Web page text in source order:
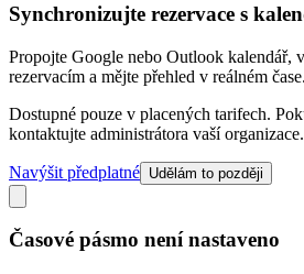
Synchronizujte rezervace s
Propojte Google nebo Outlook kalendář,
rezervacím a mějte přehled v reálném čase.
Dostupné pouze v placených tarifech.
kontaktujte administrátora vaší organizace.
Navýšit předplatné Udělám to později
Časové pásmo není nastaveno